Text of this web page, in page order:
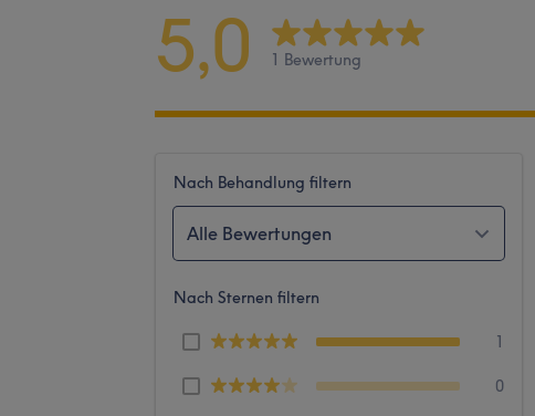
5,0 1 Bewertung
Nach Behandlung filtern
Alle Bewertungen
Nach Sternen filtern
1
0